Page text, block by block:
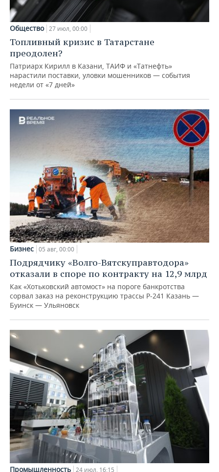
Общество 27 июл, 00:00
Топливный кризис в Татарстане
преодолен?
Патриарх Кирилл в Казани, ТАИФ и «Татнефть»
нарастили поставки, уловки мошенников — события
недели от «7 дней»
Бизнес 05 авг, 00:00
Подрядчику «Волго-Вятскуправтодора»
отказали в споре по контракту на 12,9 млрд
Как «Хотьковский автомост» на пороге банкротства
сорвал заказ на реконструкцию трассы Р‑241 Казань —
Буинск — Ульяновск
Промышленность 24 июл, 16:15